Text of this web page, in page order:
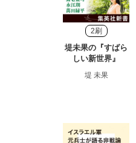
2刷
堤未果の『すばら
しい新世界』
堤 未果